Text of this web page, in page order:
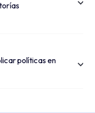
políticas en